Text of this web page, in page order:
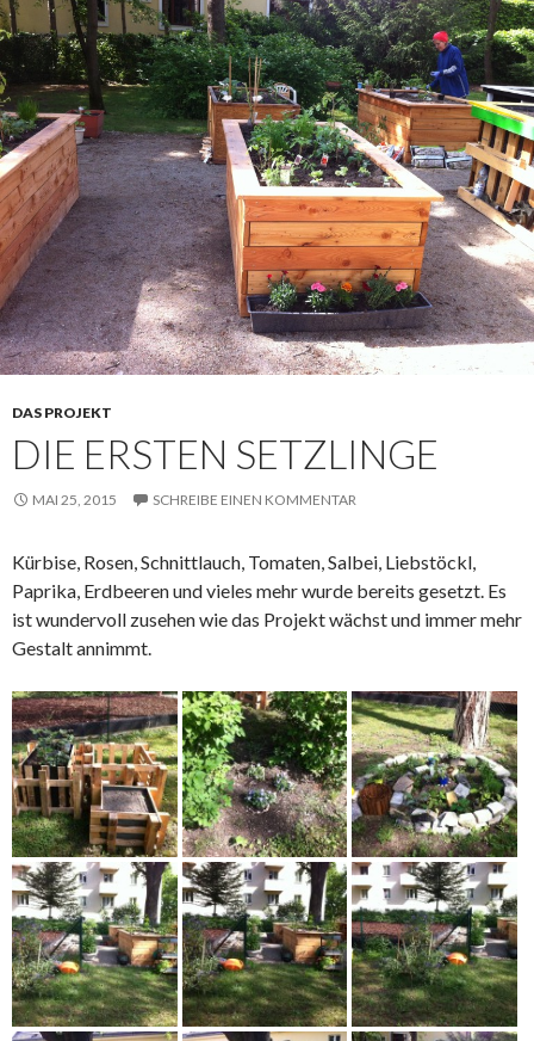
DAS PROJEKT
DIE ERSTEN SETZLINGE
MAI 25, 2015 SCHREIBE EINEN KOMMENTAR
Kürbise, Rosen, Schnittlauch, Tomaten, Salbei, Liebstöckl,
Paprika, Erdbeeren und vieles mehr wurde bereits gesetzt. Es
ist wundervoll zusehen wie das Projekt wächst und immer mehr
Gestalt annimmt.